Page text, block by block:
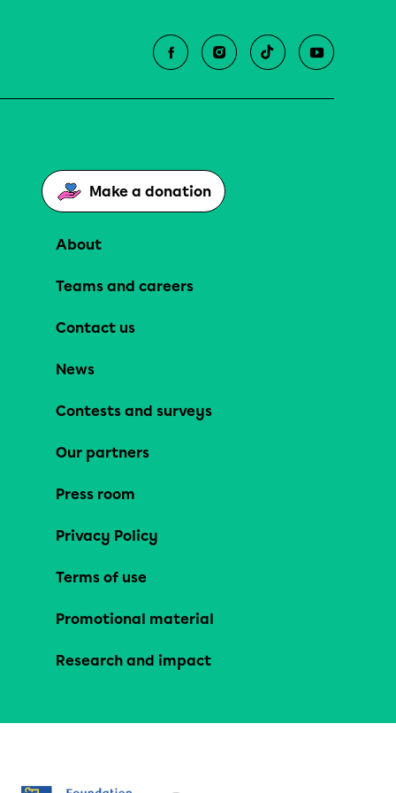
Make a donation
About
Teams and careers
Contact us
News
Contests and surveys
Our partners
Press room
Privacy Policy
Terms of use
Promotional material
Research and impact